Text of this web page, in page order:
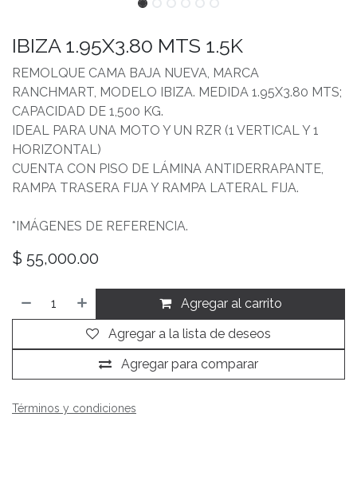
IBIZA 1.95X3.80 MTS 1.5K
REMOLQUE CAMA BAJA NUEVA, MARCA
RANCHMART, MODELO IBIZA. MEDIDA 1.95X3.80 MTS;
CAPACIDAD DE 1,500 KG.
IDEAL PARA UNA MOTO Y UN RZR (1 VERTICAL Y 1
HORIZONTAL)
CUENTA CON PISO DE LÁMINA ANTIDERRAPANTE,
RAMPA TRASERA FIJA Y RAMPA LATERAL FIJA.
*IMÁGENES DE REFERENCIA.
$ 55,000.00
Agregar al carrito
Agregar para comparar
Agregar a la lista de deseos
Términos y condiciones